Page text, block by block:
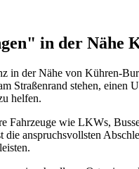
in der Nähe
der Nähe von Kühren-
Straßenrand stehen,
helfen.
Fahrzeuge wie LKWs,
anspruchsvollsten